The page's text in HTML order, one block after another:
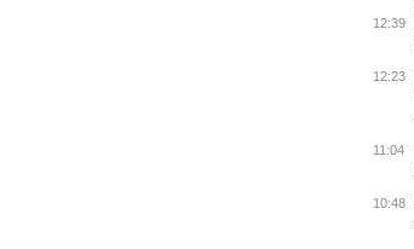
12:39
12:23
11:04
10:48